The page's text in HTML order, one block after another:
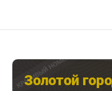
Золотой